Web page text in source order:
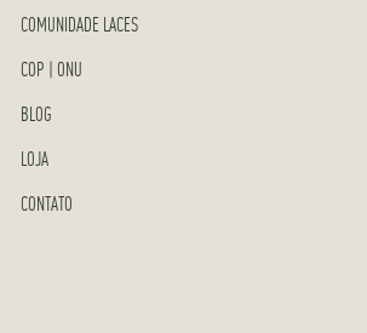
COMUNIDADE LACES
COP | ONU
BLOG
LOJA
CONTATO